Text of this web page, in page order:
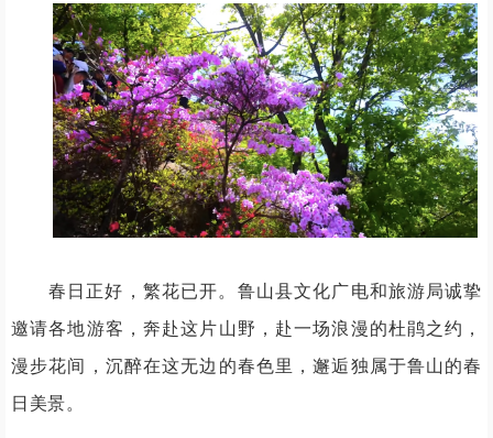
春日正好，繁花已开。鲁山县文化广电和旅游局诚挚
邀请各地游客，奔赴这片山野，赴一场浪漫的杜鹃之约，
漫步花间，沉醉在这无边的春色里，邂逅独属于鲁山的春
日美景。